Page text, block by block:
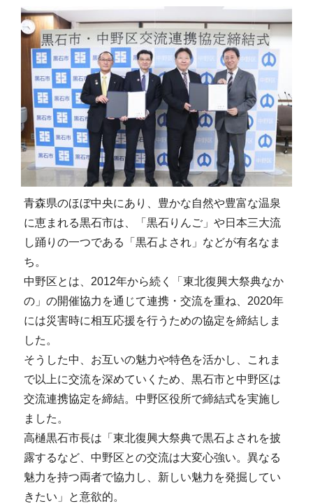
青森県のほぼ中央にあり、豊かな自然や豊富な温泉
に恵まれる黒石市は、「黒石りんご」や日本三大流
し踊りの一つである「黒石よされ」などが有名なま
ち。
中野区とは、2012年から続く「東北復興大祭典なか
の」の開催協力を通じて連携・交流を重ね、2020年
には災害時に相互応援を行うための協定を締結しま
した。
そうした中、お互いの魅力や特色を活かし、これま
で以上に交流を深めていくため、黒石市と中野区は
交流連携協定を締結。中野区役所で締結式を実施し
ました。
高樋黒石市長は「東北復興大祭典で黒石よされを披
露するなど、中野区との交流は大変心強い。異なる
魅力を持つ両者で協力し、新しい魅力を発掘してい
きたい」と意欲的。